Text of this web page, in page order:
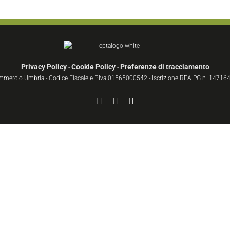
Privacy Policy- Cookie Policy- Preferenze di tracciamento
Umbria - Codice Fiscale e P.Iva 01565000542 - Iscrizione REA PG n.
FacebookYouTube